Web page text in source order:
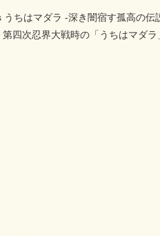
ちはマダラ -深き闇宿す孤高の伝
四次忍界大戦時の「うちはマダラ